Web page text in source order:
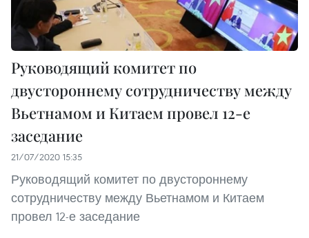
Руководящий комитет по
двустороннему сотрудничеству между
Вьетнамом и Китаем провел 12-е
заседание
21/07/2020 15:35
Руководящий комитет по двустороннему
сотрудничеству между Вьетнамом и Китаем
провел 12-е заседание